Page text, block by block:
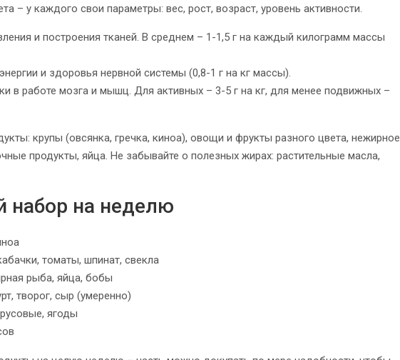
– у каждого свои параметры: вес, рост, возраст, уровень активности.
и построения тканей. В среднем – 1-1,5 г на каждый килограмм массы
и здоровья нервной системы (0,8-1 г на кг массы).
в работе мозга и мышц. Для активных – 3-5 г на кг, для менее подвижных –
крупы (овсянка, гречка, киноа), овощи и фрукты разного цвета, нежирное
продукты, яйца. Не забывайте о полезных жирах: растительные масла,
набор на неделю
томаты, шпинат, свекла
рыба, яйца, бобы
творог, сыр (умеренно)
ягоды